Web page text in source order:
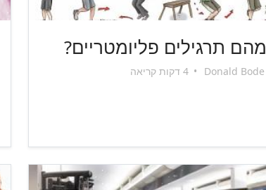
מהם תרגילים פליומטריים?
Donald Bode
•